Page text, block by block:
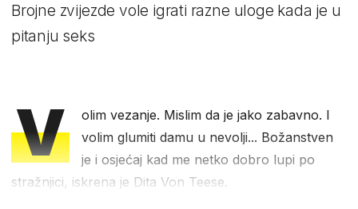
Brojne zvijezde vole igrati razne uloge kada je u
pitanju seks
V
olim vezanje. Mislim da je jako zabavno. I
volim glumiti damu u nevolji... Božanstven
je i osjećaj kad me netko dobro lupi po
stražnjici, iskrena je Dita Von Teese.